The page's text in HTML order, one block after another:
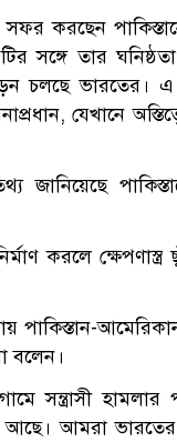
করছেন
সঙ্গে তার
চলছে ভারতের।
যেখানে
করলে
পাকিস্তান-
বলেন।
সন্ত্রাসী হামলার
আছে। আমরা